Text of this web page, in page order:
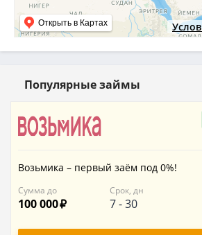
Открыть в Картах
Популярные займы
Возьмика – первый заём под 0%!
Сумма до
100 000
Срок, дн
7-30